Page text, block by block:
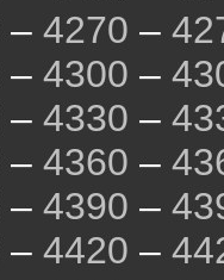
– 4270 –
– 4300 –
– 4330 –
– 4360 –
– 4390 –
– 4420 –